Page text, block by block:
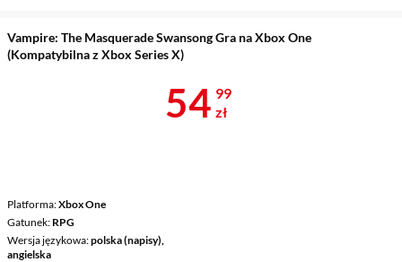
Vampire: The Masquerade Swansong Gra na Xbox One
(Kompatybilna z Xbox Series X)
Platforma Xbox One
Gatunek RPG
Wersja językowa polska (napisy),
angielska
Cena 54,99
54 99
zł